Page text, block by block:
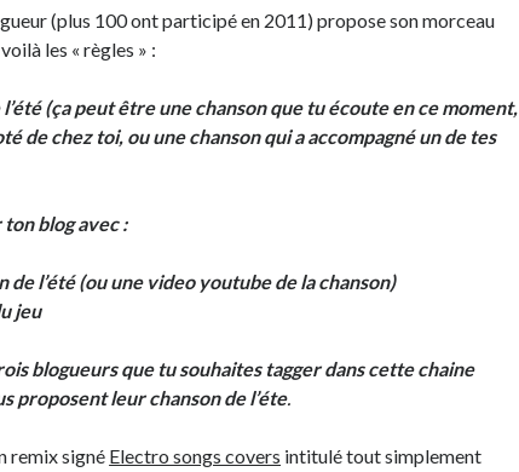
(plus 100 ont participé en 2011) propose son morceau
les « règles » :
l’été (ça peut être une chanson que tu écoute en ce moment,
de chez toi, ou une chanson qui a accompagné un de tes
blog avec :
de l’été (ou une video youtube de la chanson)
jeu
blogueurs que tu souhaites tagger dans cette chaine
proposent leur chanson de l’éte.
remix signé Electro songs covers intitulé tout simplement